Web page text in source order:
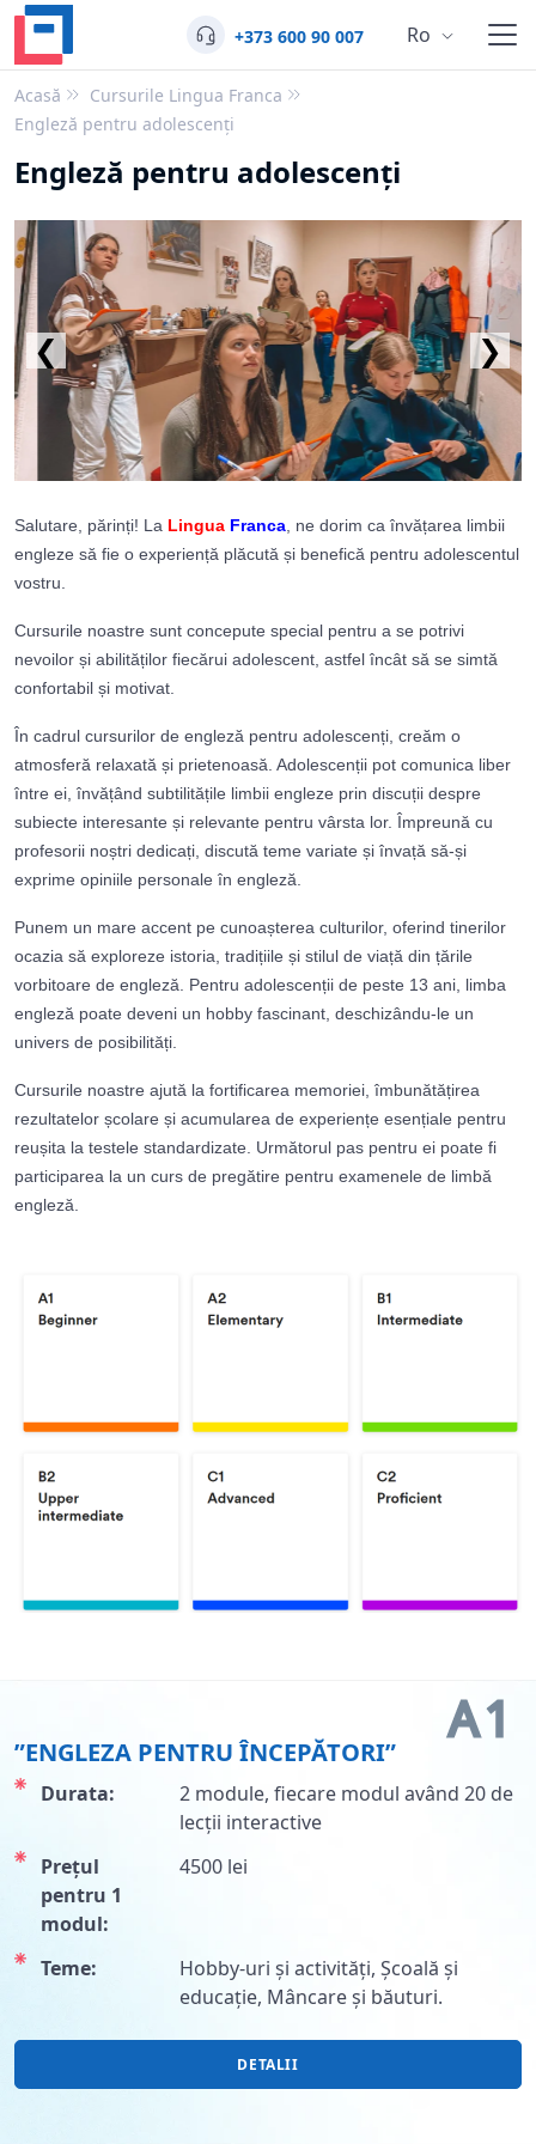
+373 600 90 007 Ro
Acasă
Cursurile Lingua Franca
Engleză pentru adolescenți
Engleză pentru adolescenți
❮ ❯
Salutare, părinți! La Lingua Franca , ne dorim ca învățarea limbii
engleze să fie o experiență plăcută și benefică pentru adolescentul
vostru.
Cursurile noastre sunt concepute special pentru a se potrivi
nevoilor și abilităților fiecărui adolescent, astfel încât să se simtă
confortabil și motivat.
În cadrul cursurilor de engleză pentru adolescenți, creăm o
atmosferă relaxată și prietenoasă. Adolescenții pot comunica liber
între ei, învățând subtilitățile limbii engleze prin discuții despre
subiecte interesante și relevante pentru vârsta lor. Împreună cu
profesorii noștri dedicați, discută teme variate și învață să-și
exprime opiniile personale în engleză.
Punem un mare accent pe cunoașterea culturilor, oferind tinerilor
ocazia să exploreze istoria, tradițiile și stilul de viață din țările
vorbitoare de engleză. Pentru adolescenții de peste 13 ani, limba
engleză poate deveni un hobby fascinant, deschizându-le un
univers de posibilități.
Cursurile noastre ajută la fortificarea memoriei, îmbunătățirea
rezultatelor școlare și acumularea de experiențe esențiale pentru
reușita la testele standardizate. Următorul pas pentru ei poate fi
participarea la un curs de pregătire pentru examenele de limbă
engleză.
”ENGLEZA PENTRU ÎNCEPĂTORI”
Durata:
2 module, fiecare modul având 20 de
lecții interactive
Prețul
pentru 1
modul:
4500 lei
Teme:
Hobby-uri și activități, Școală și
educație, Mâncare și băuturi.
DETALII
A1